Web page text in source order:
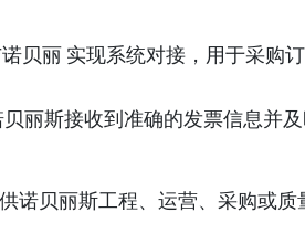
贝丽 实现系统对接，用于采购
丽斯接收到准确的发票信息并及
诺贝丽斯工程、运营、采购或